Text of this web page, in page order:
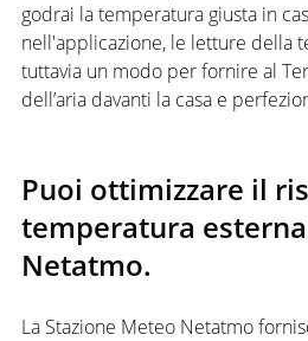
godrai la temperatura giusta in
nell'applicazione, le letture della
tuttavia un modo per fornire al
dell’aria davanti la casa e
Puoi ottimizzare il
temperatura
Netatmo.
La Stazione Meteo Netatmo